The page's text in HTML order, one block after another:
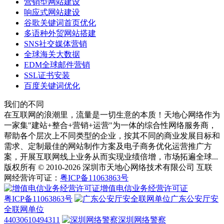
响应式网站建设
谷歌关键词首页优化
多语种外贸网站搭建
SNS社交媒体营销
全球海关大数据
EDM全球邮件营销
SSL证书安装
百度关键词优化
我们的不同
在互联网的浪潮里，流量是一切生意的本质！天地心网络作为
一家集"建站+整合+营销+运营"为一体的综合性网络服务商，
帮助各个层次上不同类型的企业，按其不同的商业发展目标和
需求、定制最佳的网站制作方案及电子商务优化运营推广方
案，开展互联网线上业务从而实现业绩倍增，市场拓遍全球...
版权所有 © 2010-2026 深圳市天地心网络技术有限公司 互联
网经营许可证： 粤ICP备11063863号
增值电信业务经营许可证
粤ICP备11063863号
广东公安厅安
全联网单位
44030610494311
深圳网络警察